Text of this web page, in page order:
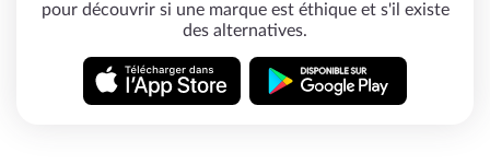
pour découvrir si une marque est éthique et s'il existe
des alternatives.